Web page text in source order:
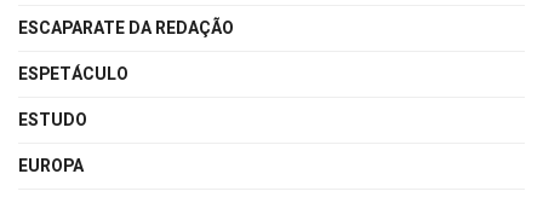
ESCAPARATE DA REDAÇÃO
ESPETÁCULO
ESTUDO
EUROPA